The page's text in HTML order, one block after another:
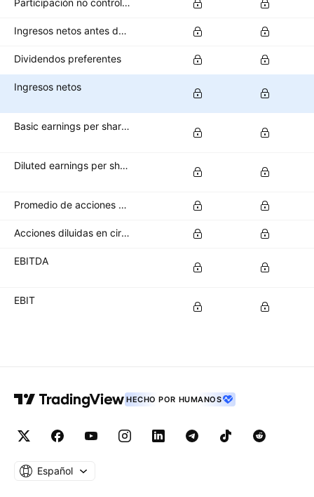
Ingresos netos antes de operaciones interrumpidas
Dividendos preferentes
Ingresos netos
Basic earnings per share (basic EPS)
Diluted earnings per share (diluted EPS)
Promedio de acciones básicas en circulación
Acciones diluidas en circulación
EBITDA
EBIT
HECHO POR HUMANOS
Español